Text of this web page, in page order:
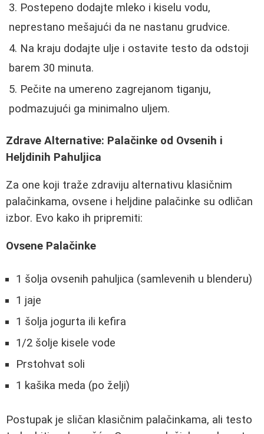
Postepeno dodajte mleko i kiselu vodu,
neprestano mešajući da ne nastanu grudvice.
Na kraju dodajte ulje i ostavite testo da odstoji
barem 30 minuta.
Pečite na umereno zagrejanom tiganju,
podmazujući ga minimalno uljem.
Zdrave Alternative: Palačinke od Ovsenih i
Heljdinih Pahuljica
Za one koji traže zdraviju alternativu klasičnim
palačinkama, ovsene i heljdine palačinke su odličan
izbor. Evo kako ih pripremiti:
Ovsene Palačinke
1 šolja ovsenih pahuljica (samlevenih u blenderu)
1 jaje
1 šolja jogurta ili kefira
1/2 šolje kisele vode
Prstohvat soli
1 kašika meda (po želji)
Postupak je sličan klasičnim palačinkama, ali testo